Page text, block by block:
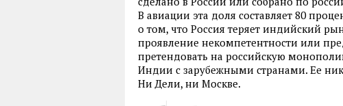
В авиации эта доля составляет 80
о том, что Россия теряет индийский
проявление некомпетентности или
претендовать на российскую
Индии с зарубежными странами. Ее
Ни Дели, ни Москве.